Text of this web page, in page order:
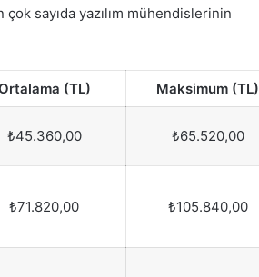
sayıda yazılım mühendislerinin
(TL) Maksimum (TL)
₺45.360,00 ₺65.520,00
₺71.820,00 ₺105.840,00